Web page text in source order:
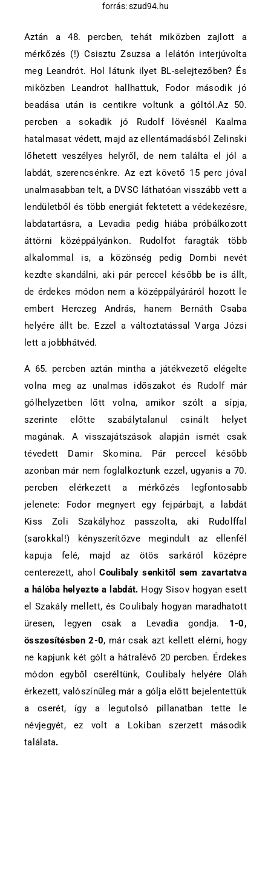
forrás: szud94.hu
Aztán a 48. percben, tehát miközben zajlott a
mérkőzés (!) Csisztu Zsuzsa a lelátón interjúvolta
meg Leandrót. Hol látunk ilyet BL-selejtezőben? És
miközben Leandrot hallhattuk, Fodor második jó
beadása után is centikre voltunk a góltól.Az 50.
percben a sokadik jó Rudolf lövésnél Kaalma
hatalmasat védett, majd az ellentámadásból Zelinski
lőhetett veszélyes helyről, de nem találta el jól a
labdát, szerencsénkre. Az ezt követő 15 perc jóval
unalmasabban telt, a DVSC láthatóan visszább vett a
lendületből és több energiát fektetett a védekezésre,
labdatartásra, a Levadia pedig hiába próbálkozott
áttörni középpályánkon. Rudolfot faragták több
alkalommal is, a közönség pedig Dombi nevét
kezdte skandálni, aki pár perccel később be is állt,
de érdekes módon nem a középpályáráról hozott le
embert Herczeg András, hanem Bernáth Csaba
helyére állt be. Ezzel a változtatással Varga Józsi
lett a jobbhátvéd.
A 65. percben aztán mintha a játékvezető elégelte
volna meg az unalmas időszakot és Rudolf már
gólhelyzetben lőtt volna, amikor szólt a sípja,
szerinte előtte szabálytalanul csinált helyet
magának. A visszajátszások alapján ismét csak
tévedett Damir Skomina. Pár perccel később
azonban már nem foglalkoztunk ezzel, ugyanis a 70.
percben elérkezett a mérkőzés legfontosabb
jelenete: Fodor megnyert egy fejpárbajt, a labdát
Kiss Zoli Szakályhoz passzolta, aki Rudolffal
(sarokkal!) kényszerítőzve megindult az ellenfél
kapuja felé, majd az ötös sarkáról középre
centerezett, aholCoulibaly senkitől sem zavartatva
a hálóba helyezte a labdát. Hogy Sisov hogyan esett
el Szakály mellett, és Coulibaly hogyan maradhatott
üresen, legyen csak a Levadia gondja. 1-0,
összesítésben 2-0, már csak azt kellett elérni, hogy
ne kapjunk két gólt a hátralévő 20 percben. Érdekes
módon egyből cseréltünk, Coulibaly helyére Oláh
érkezett, valószínűleg már a gólja előtt bejelentettük
a cserét, így a legutolsó pillanatban tette le
névjegyét, ez volt a Lokiban szerzett második
találata.